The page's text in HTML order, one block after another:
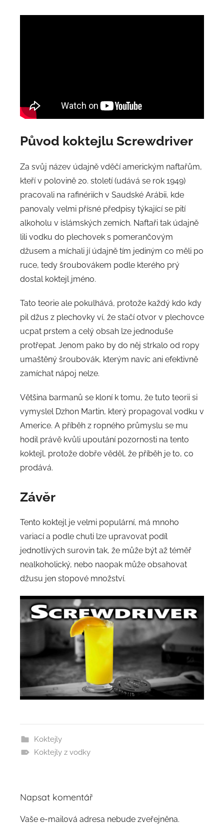
Původ koktejlu Screwdriver
Za svůj název údajně vděčí americkým naftařům,
kteří v polovině 20. století (udává se rok 1949)
pracovali na rafinériích v Saudské Arábii, kde
panovaly velmi přísné předpisy týkající se pití
alkoholu v islámských zemích. Naftaři tak údajně
lili vodku do plechovek s pomerančovým
džusem a míchali jí údajně tím jediným co měli po
ruce, tedy šroubovákem podle kterého prý
dostal koktejl jméno.
Tato teorie ale pokulhává, protože každý kdo kdy
pil džus z plechovky ví, že stačí otvor v plechovce
ucpat prstem a celý obsah lze jednoduše
protřepat. Jenom pako by do něj strkalo od ropy
umaštěný šroubovák, kterým navíc ani efektivně
zamíchat nápoj nelze.
Většina barmanů se kloní k tomu, že tuto teorii si
vymyslel Dzhon Martin, který propagoval vodku v
Americe. A příběh z ropného průmyslu se mu
hodil právě kvůli upoutání pozornosti na tento
koktejl, protože dobře věděl, že příběh je to, co
prodává.
Závěr
Tento koktejl je velmi populární, má mnoho
variací a podle chuti lze upravovat podíl
jednotlivých surovin tak, že může být až téměř
nealkoholický, nebo naopak může obsahovat
džusu jen stopové množství.
Koktejly
Koktejly z vodky
Napsat komentář
Vaše e-mailová adresa nebude zveřejněna.